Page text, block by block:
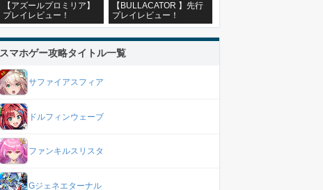
【アズールプロミリア】
プレイレビュー！
【BULLACATOR 】先行
プレイレビュー！
スマホゲー攻略タイトル一覧
サファイアスフィア
ドルフィンウェーブ
ファンキルスリスタ
Gジェネエターナル